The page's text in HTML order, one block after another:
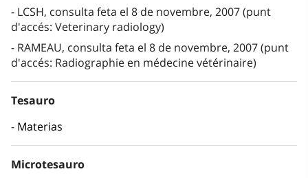
LCSH, consulta feta el 8 de novembre, 2007 (punt
d'accés: Veterinary radiology)
RAMEAU, consulta feta el 8 de novembre, 2007 (punt
d'accés: Radiographie en médecine vétérinaire)
Tesauro
Materias
Microtesauro